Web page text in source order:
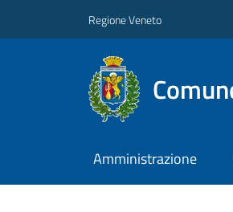
Regione Veneto
Amministrazione